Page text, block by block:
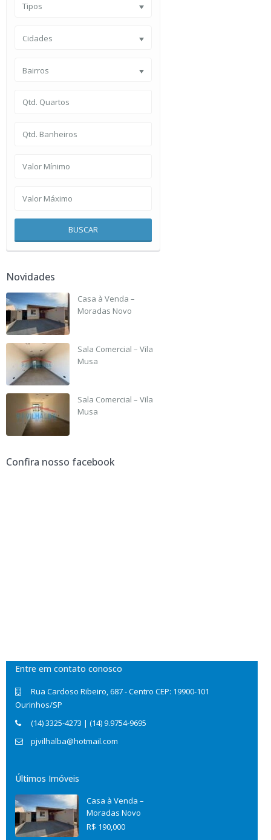
Tipos
Cidades
Bairros
BUSCAR
Novidades
Casa à Venda –
Moradas Novo
Sala Comercial – Vila
Musa
Sala Comercial – Vila
Musa
Confira nosso facebook
Entre em contato conosco
Rua Cardoso Ribeiro, 687 - Centro CEP: 19900-101
Ourinhos/SP
(14) 3325-4273 | (14) 9.9754-9695
pjvilhalba@hotmail.com
Últimos Imóveis
Casa à Venda –
Moradas Novo
R$ 190,000